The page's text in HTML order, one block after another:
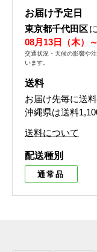
お届け予定日
東京都千代田区
08月13日（木）
交通状況・天候の影響や
います。
送料
お届け先毎に送料
沖縄県は送料
送料について
配送種別
通常品